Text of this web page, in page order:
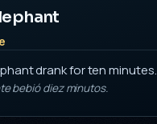
drank for ten minutes.
bebió diez minutos.